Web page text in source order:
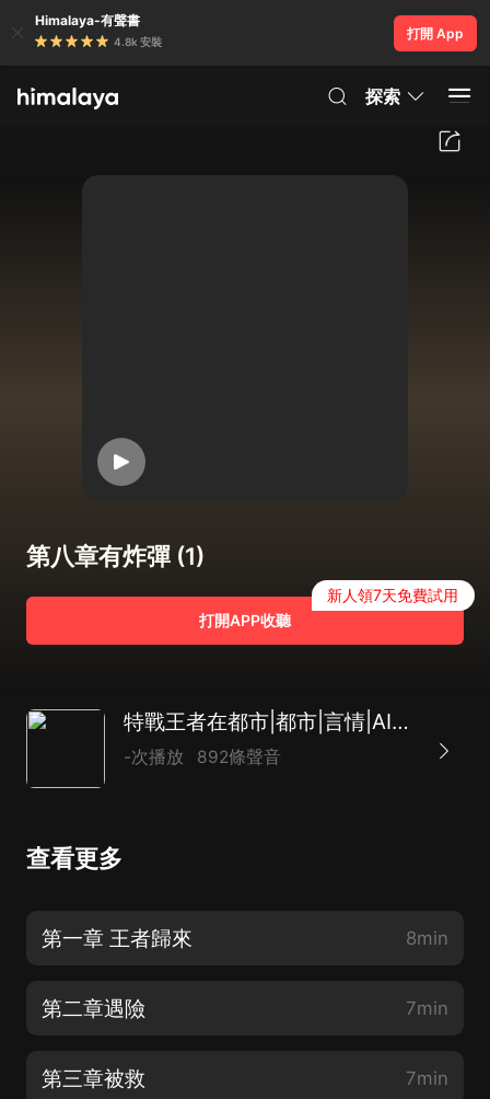
Himalaya-有聲書
4.8k 安裝
打開 App
探索
第八章有炸彈 (1)
打開APP收聽
新人領7天免費試用
特戰王者在都市|都市|言情|AI多播
-次播放 892條聲音
查看更多
第一章 王者歸來 8min
第二章遇險 7min
第三章被救 7min